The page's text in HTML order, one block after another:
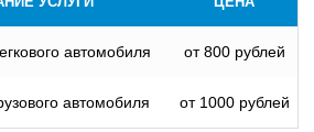
автомобиля от 800 рублей
автомобиля от 1000 рублей